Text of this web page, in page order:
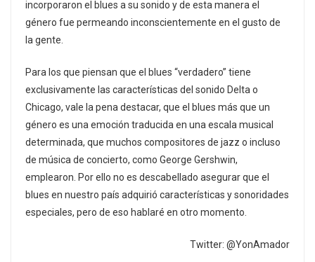
incorporaron el blues a su sonido y de esta manera el
género fue permeando inconscientemente en el gusto de
la gente.
Para los que piensan que el blues “verdadero” tiene
exclusivamente las características del sonido Delta o
Chicago, vale la pena destacar, que el blues más que un
género es una emoción traducida en una escala musical
determinada, que muchos compositores de jazz o incluso
de música de concierto, como George Gershwin,
emplearon. Por ello no es descabellado asegurar que el
blues en nuestro país adquirió características y sonoridades
especiales, pero de eso hablaré en otro momento.
Twitter: @YonAmador